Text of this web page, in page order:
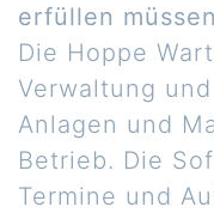
erfüllen
Die Hoppe
Verwaltung
Anlagen und
Betrieb. Die
Termine und